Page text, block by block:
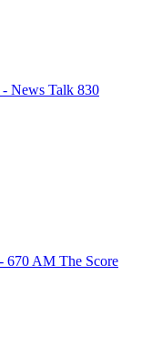
News Talk 830
670 AM The Score